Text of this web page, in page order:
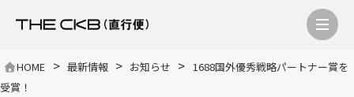
HOME > 最新情報 > お知らせ > 1688国外優秀戦略パートナー賞を
受賞！